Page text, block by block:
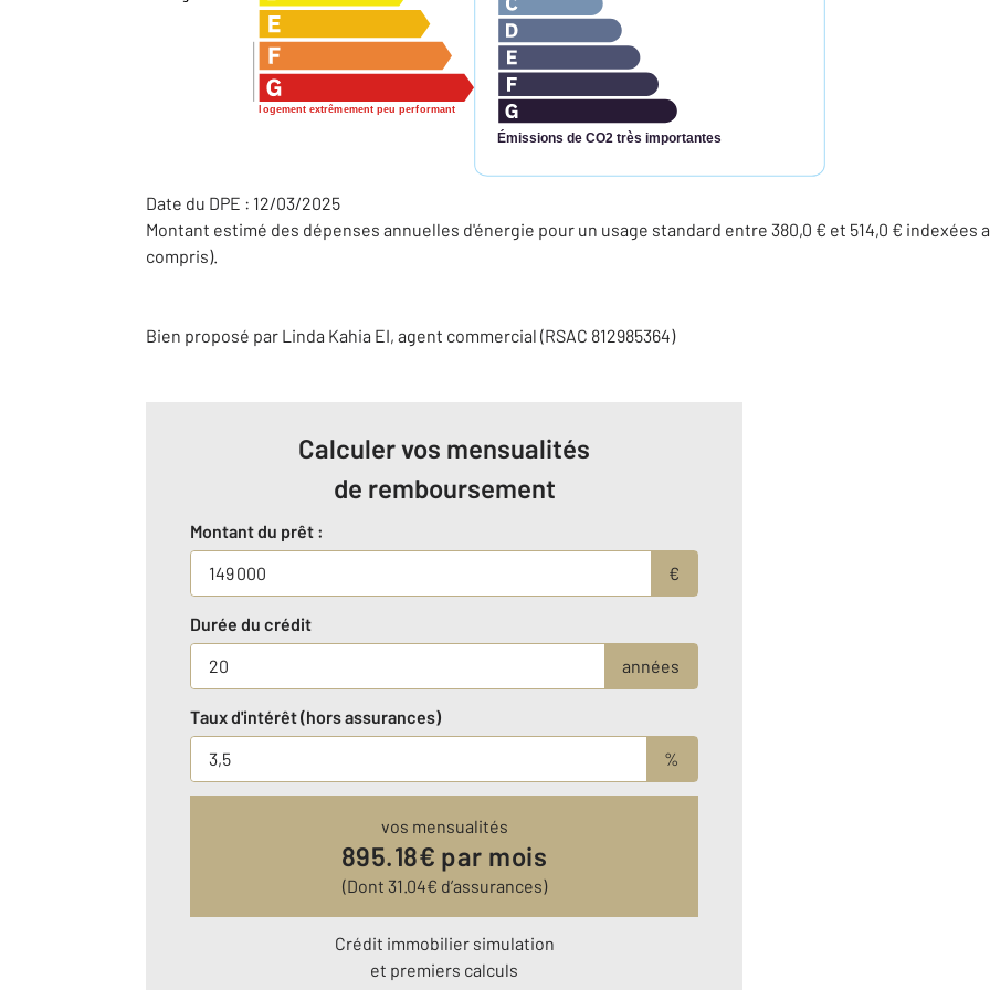
logement extrêmement peu performant
Émissions de CO2 très importantes
Date du DPE : 12/03/2025
Montant estimé des dépenses annuelles d'énergie pour un usage standard entre 380,0 € et 514,0 € indexées
compris).
Bien proposé par Linda Kahia EI, agent commercial (RSAC 812985364)
Calculer vos mensualités
de remboursement
Montant du prêt :
€
Durée du crédit
années
Taux d'intérêt (hors assurances)
%
vos mensualités
895.18€ par mois
(Dont 31.04€ d’assurances)
Crédit immobilier simulation
et premiers calculs